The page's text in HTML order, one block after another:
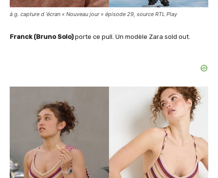
à g. capture d ‘écran « Nouveau jour » épisode 29, source RTL Play
Franck (Bruno Solo)porte ce pull. Un modèle Zara sold out.